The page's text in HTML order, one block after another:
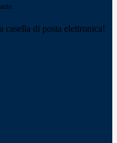
casella di posta elettronica!